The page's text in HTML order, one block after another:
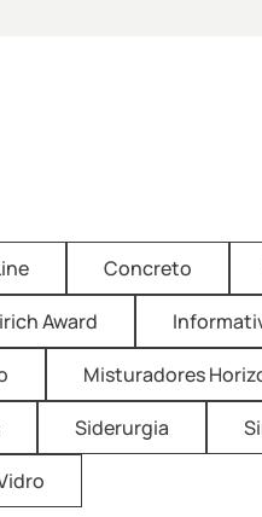
Concreto
Award
Misturadores
Siderurgia